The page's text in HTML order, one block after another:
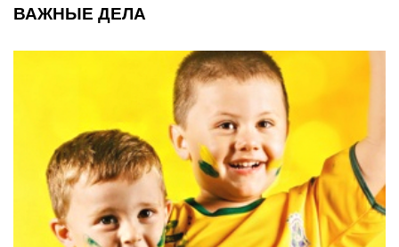
ВАЖНЫЕ ДЕЛА